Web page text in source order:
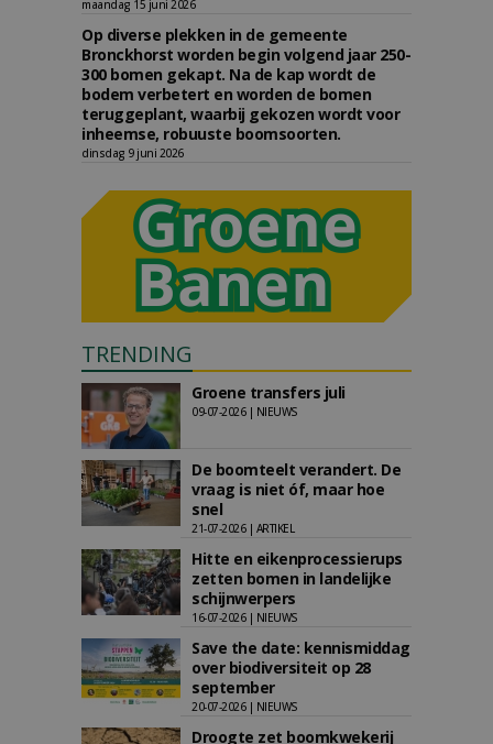
maandag 15 juni 2026
Op diverse plekken in de gemeente
Bronckhorst worden begin volgend jaar 250-
300 bomen gekapt. Na de kap wordt de
bodem verbetert en worden de bomen
teruggeplant, waarbij gekozen wordt voor
inheemse, robuuste boomsoorten.
dinsdag 9 juni 2026
TRENDING
Groene transfers juli
09-07-2026 | NIEUWS
De boomteelt verandert. De
vraag is niet óf, maar hoe
snel
21-07-2026 | ARTIKEL
Hitte en eikenprocessierups
zetten bomen in landelijke
schijnwerpers
16-07-2026 | NIEUWS
Save the date: kennismiddag
over biodiversiteit op 28
september
20-07-2026 | NIEUWS
Droogte zet boomkwekerij